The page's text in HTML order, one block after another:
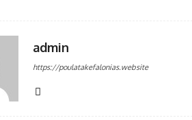
admin
https://poulatakefalonias.website